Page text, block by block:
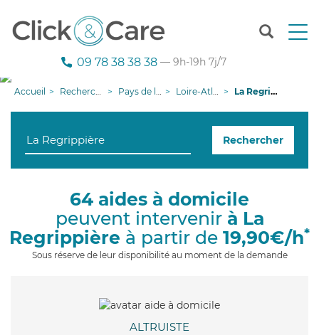
T
n
g
n
09 78 38 38 38 — 9h-19h 7j/7
Accueil Recherche aide à domicile Pays de la Loire Loire-Atlantique La Regrippière
Rechercher
64 aides à domicile
peuvent intervenir à La
Regrippière à partir de 19,90€/h*
Sous réserve de leur disponibilité au moment de la demande
ALTRUISTE